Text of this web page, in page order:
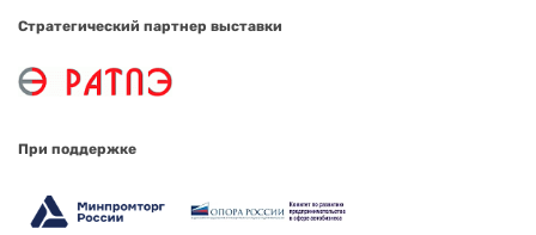
Стратегический партнер выставки
При поддержке